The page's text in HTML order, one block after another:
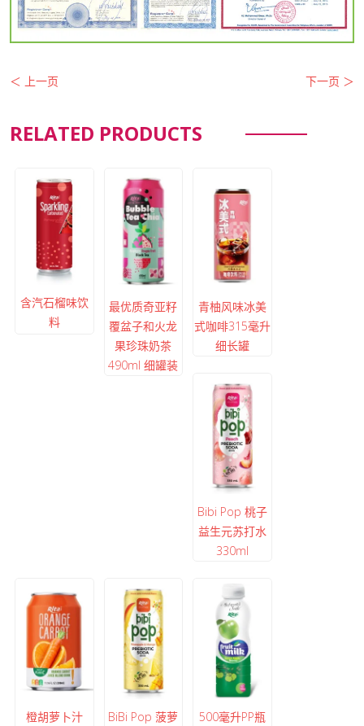
＜ 上一页 下一页 ＞
RELATED PRODUCTS
含汽石榴味饮
料
最优质奇亚籽
覆盆子和火龙
果珍珠奶茶
490ml 细罐装
青柚风味冰美
式咖啡315毫升
细长罐
Bibi Pop 桃子
益生元苏打水
330ml
橙胡萝卜汁
BiBi Pop 菠萝
500毫升PP瓶